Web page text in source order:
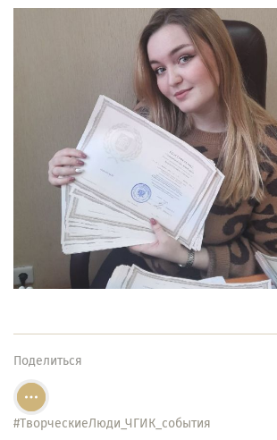
Поделиться
#ТворческиеЛюди_ЧГИК_события